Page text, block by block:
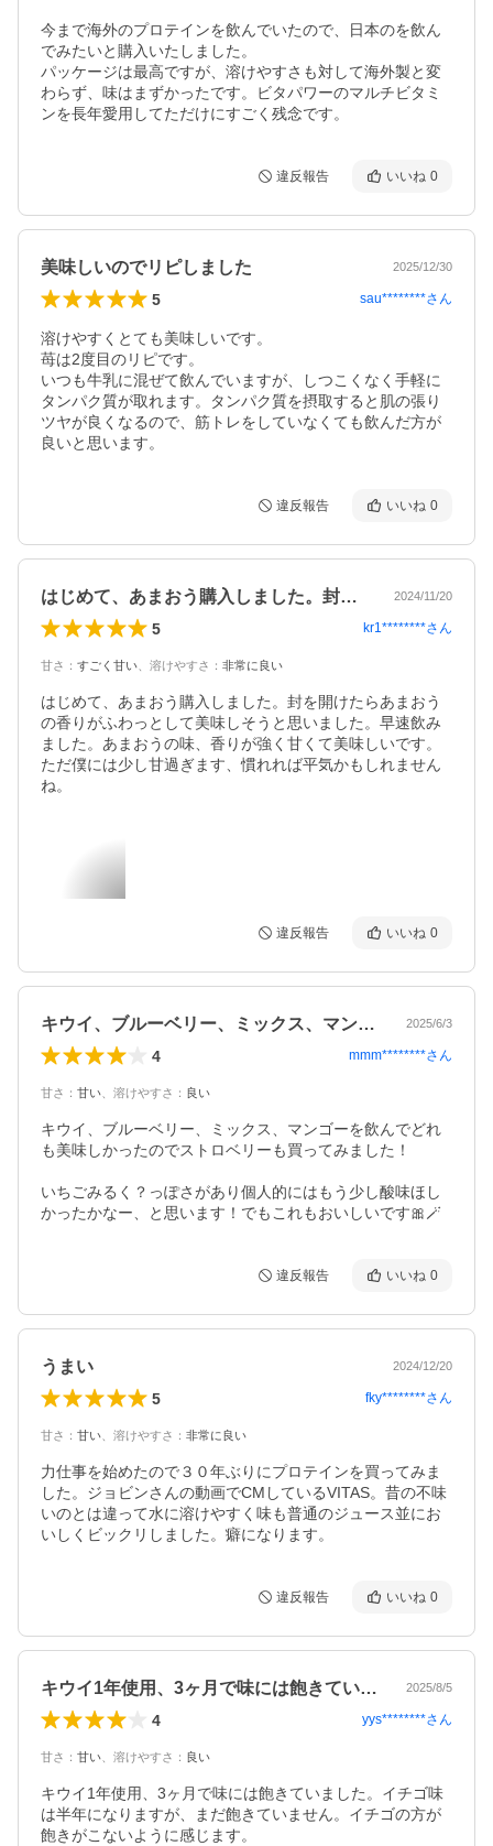
今まで海外のプロテインを飲んでいたので、日本のを飲ん
でみたいと購入いたしました。
パッケージは最高ですが、溶けやすさも対して海外製と変
わらず、味はまずかったです。ビタパワーのマルチビタミ
ンを長年愛用してただけにすごく残念です。
違反報告 いいね 0
美味しいのでリピしました 2025/12/30
5 sau********さん
溶けやすくとても美味しいです。
苺は2度目のリピです。
いつも牛乳に混ぜて飲んでいますが、しつこくなく手軽に
タンパク質が取れます。タンパク質を摂取すると肌の張り
ツヤが良くなるので、筋トレをしていなくても飲んだ方が
良いと思います。
違反報告 いいね 0
はじめて、あまおう購入しました。封を開… 2024/11/20
5 kr1********さん
甘さ ： すごく甘い 溶けやすさ ： 非常に良い
はじめて、あまおう購入しました。封を開けたらあまおう
の香りがふわっとして美味しそうと思いました。早速飲み
ました。あまおうの味、香りが強く甘くて美味しいです。
ただ僕には少し甘過ぎます、慣れれば平気かもしれません
ね。
違反報告 いいね 0
キウイ、ブルーベリー、ミックス、マンゴ… 2025/6/3
4 mmm********さん
甘さ ： 甘い 溶けやすさ ： 良い
キウイ、ブルーベリー、ミックス、マンゴーを飲んでどれ
も美味しかったのでストロベリーも買ってみました！
いちごみるく？っぽさがあり個人的にはもう少し酸味ほし
かったかなー、と思います！でもこれもおいしいです🎀🪄
違反報告 いいね 0
うまい 2024/12/20
5 fky********さん
甘さ ： 甘い 溶けやすさ ： 非常に良い
力仕事を始めたので３０年ぶりにプロテインを買ってみま
した。ジョビンさんの動画でCMしているVITAS。昔の不味
いのとは違って水に溶けやすく味も普通のジュース並にお
いしくビックリしました。癖になります。
違反報告 いいね 0
キウイ1年使用、3ヶ月で味には飽きてい… 2025/8/5
4 yys********さん
甘さ ： 甘い 溶けやすさ ： 良い
キウイ1年使用、3ヶ月で味には飽きていました。イチゴ味
は半年になりますが、まだ飽きていません。イチゴの方が
飽きがこないように感じます。